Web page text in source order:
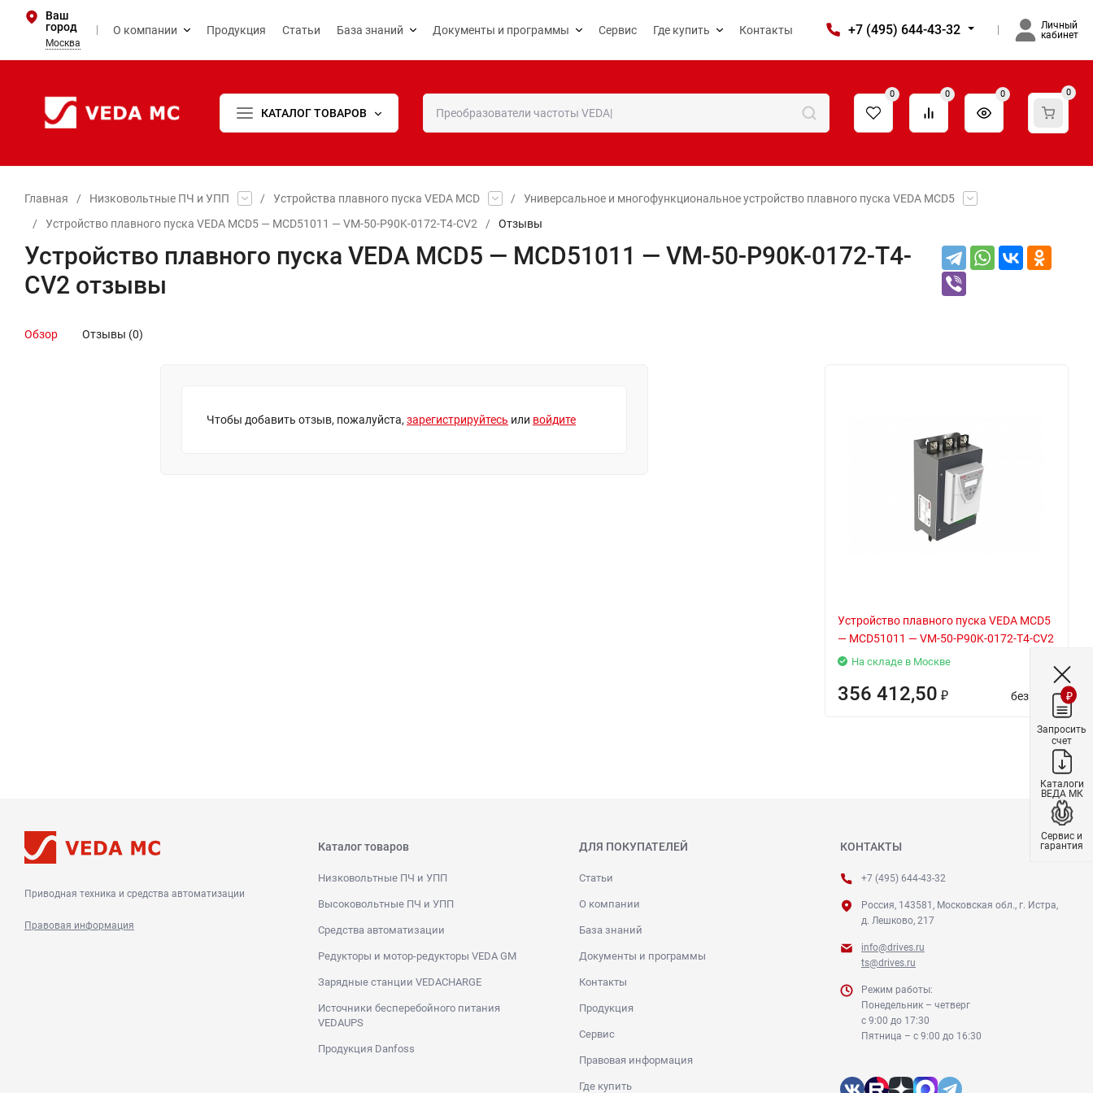
Ваш
город
Москва
О компании Продукция Статьи База знаний Документы и программы Сервис Где купить Контакты +7 (495) 644-43-32
Личный
кабинет
КАТАЛОГ ТОВАРОВ
0 0 0 0
Главная / Низковольтные ПЧ и УПП / Устройства плавного пуска VEDA MCD /
Универсальное и многофункциональное устройство плавного пуска VEDA MCD5
/
Устройство плавного пуска VEDA MCD5 — MCD51011 — VM-50-P90K-0172-T4-CV2 / Отзывы
Устройство плавного пуска VEDA MCD5 — MCD51011 — VM-50-P90K-0172-T4-
CV2 отзывы
Обзор Отзывы (0)
Чтобы добавить отзыв, пожалуйста, зарегистрируйтесь или войдите
Устройство плавного пуска VEDA MCD5
— MCD51011 — VM-50-P90K-0172-T4-CV2
На складе в Москве
356 412,50 ₽ без НДС
Приводная техника и средства автоматизации
Правовая информация
Каталог товаров
Низковольтные ПЧ и УПП
Высоковольтные ПЧ и УПП
Средства автоматизации
Редукторы и мотор-редукторы VEDA GM
Зарядные станции VEDACHARGE
Источники бесперебойного питания
VEDAUPS
Продукция Danfoss
ДЛЯ ПОКУПАТЕЛЕЙ
Статьи
О компании
База знаний
Документы и программы
Контакты
Продукция
Сервис
Правовая информация
Где купить
КОНТАКТЫ
+7 (495) 644-43-32
Россия, 143581, Московская обл., г. Истра,
д. Лешково, 217
info@drives.ru
ts@drives.ru
Режим работы:
Понедельник – четверг
с 9:00 до 17:30
Пятница – с 9:00 до 16:30
₽
Запросить
счет
Каталоги
ВЕДА МК
Сервис и
гарантия